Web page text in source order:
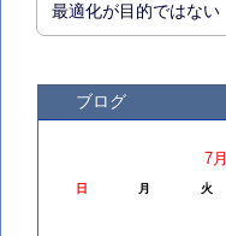
最適化が目的ではない
ブログ
7月
日 月 火